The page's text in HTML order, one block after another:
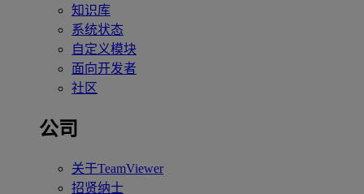
知识库
系统状态
自定义模块
面向开发者
社区
公司
关于TeamViewer
招贤纳士